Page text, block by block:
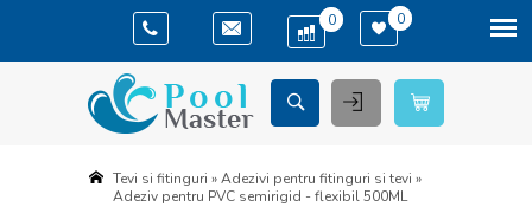
( 0) ( 0)
Tevi si fitinguri »Adezivi pentru fitinguri si tevi »
Adeziv pentru PVC semirigid - flexibil 500ML